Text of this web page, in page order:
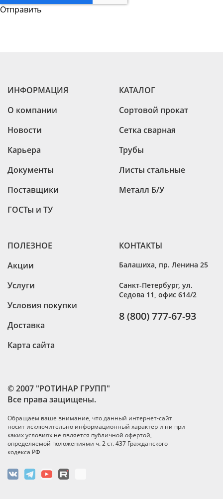
© 2007 "РОТИНАР ГРУПП"
Все права защищены.
Обращаем ваше внимание, что данный интернет-сайт
носит исключительно информационный характер и ни при
каких условиях не является публичной офертой,
определяемой положениями ч. 2 ст. 437 Гражданского
кодекса РФ
ИНФОРМАЦИЯ
О компании
Новости
Карьера
Документы
Поставщики
ГОСТы и ТУ
КАТАЛОГ
Сортовой прокат
Сетка сварная
Трубы
Листы стальные
Металл Б/У
ПОЛЕЗНОЕ
Акции
Услуги
Условия покупки
Доставка
Карта сайта
КОНТАКТЫ
Балашиха пр. Ленина 25
Санкт-Петербург, ул.
Седова 11, офис 614/2
8 (800) 777-67-93